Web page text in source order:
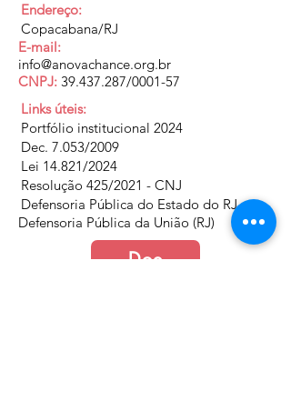
Endereço:
Copacabana/RJ
E-mail:
info@anovachance.org.br
CNPJ: 39.437.287/0001-57
Links úteis:
Portfólio institucional 2024
Dec. 7.053/2009
Lei 14.821/2024
Resolução 425/2021 - CNJ
Defensoria Pública do Estado do RJ
Defensoria Pública da União (RJ)
Doe